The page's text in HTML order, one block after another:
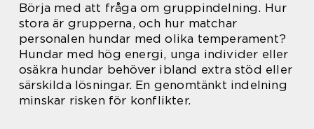
Börja med att fråga om gruppindelning. Hur
stora är grupperna, och hur matchar
personalen hundar med olika temperament?
Hundar med hög energi, unga individer eller
osäkra hundar behöver ibland extra stöd eller
särskilda lösningar. En genomtänkt indelning
minskar risken för konflikter.